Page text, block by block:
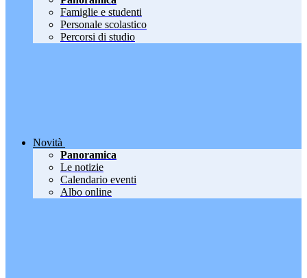
Famiglie e studenti
Personale scolastico
Percorsi di studio
Novità
Panoramica
Le notizie
Calendario eventi
Albo online